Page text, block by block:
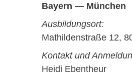
Bayern — München
Ausbildungsort:
Mathildenstraße 12,
Kontakt und
Heidi Ebentheur